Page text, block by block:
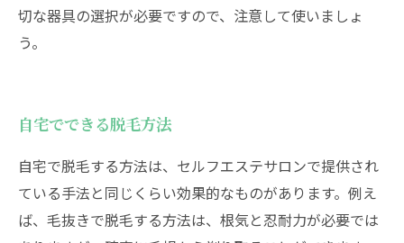
切な器具の選択が必要ですので、注意して使いましょ
う。
自宅でできる脱毛方法
自宅で脱毛する方法は、セルフエステサロンで提供され
ている手法と同じくらい効果的なものがあります。例え
ば、毛抜きで脱毛する方法は、根気と忍耐力が必要では